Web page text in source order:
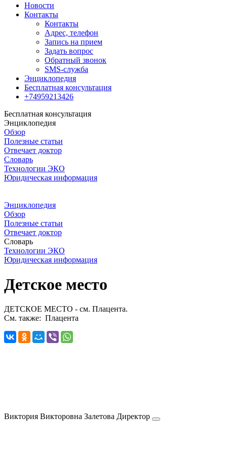
Новости
Контакты
Контакты
Адрес, телефон
Запись на прием
Задать вопрос
Обратный звонок
SMS-служба
Энциклопедия
Бесплатная консультация
+74959213426
Бесплатная консультация
Энциклопедия
Обзор
Полезные статьи
Отвечает доктор
Словарь
Технологии ЭКО
Юридическая информация
Энциклопедия
Обзор
Полезные статьи
Отвечает доктор
Словарь
Технологии ЭКО
Юридическая информация
Детское место
ДЕТСКОЕ МЕСТО - см. Плацента.
См. также: Плацента
Виктория Викторовна Залетова Директор